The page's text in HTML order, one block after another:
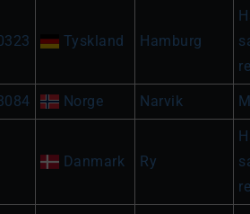
Tyskland Hamburg
Norge Narvik
Danmark Ry